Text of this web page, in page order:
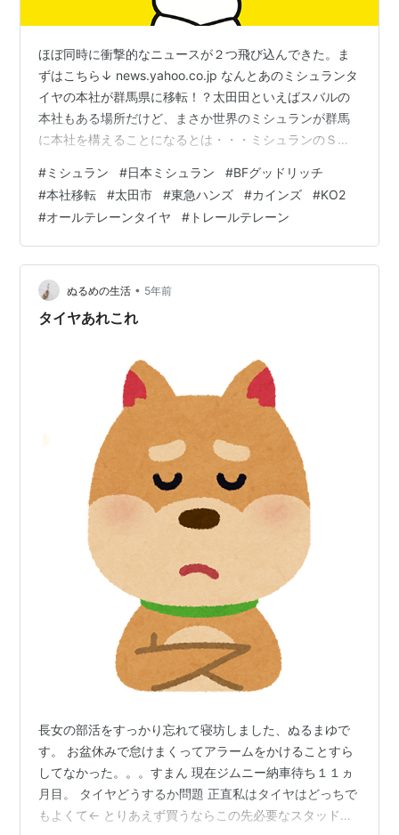
ほぼ同時に衝撃的なニュースが２つ飛び込んできた。ま
ずはこちら↓ news.yahoo.co.jp なんとあのミシュランタ
イヤの本社が群馬県に移転！？太田田といえばスバルの
本社もある場所だけど、まさか世界のミシュランが群馬
に本社を構えることになるとは・・・ミシュランのＳＵ
ンタイヤ。 ホワイトレターのゴツゴツ感は格好良い♪
【取付対象】【送料無料】 245/70R16 16インチ MLJ エ
クストリームJ XJ04 7J 7.00-16 BFグッドリッチ オール
テレーンT/A KO2 RWL/RBL サマータイヤ ホイール4本セ
ット posted …
#ミシュラン #日本ミシュラン #BFグッドリッチ
#本社移転 #太田市 #東急ハンズ #カインズ #KO2
#オールテレーンタイヤ # トレールテレーン
ぬるめの生活 • 5年前
タイヤあれこれ
長女の部活をすっかり忘れて寝坊しました、ぬるまゆで
す。 お盆休みで怠けまくってアラームをかけることすら
してなかった。。。すまん 現在ジムニー納車待ち１１ヵ
月目。 タイヤどうするか問題 正直私はタイヤはどっちで
もよくて← とりあえず買うならこの先必要なスタッドレ